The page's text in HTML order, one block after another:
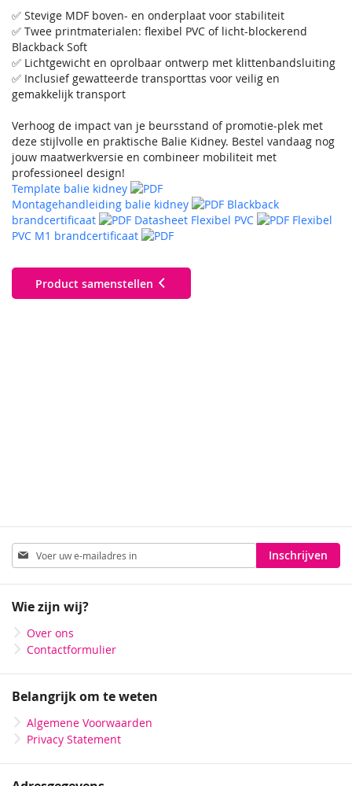
✅ Stevige MDF boven- en onderplaat voor stabiliteit
✅ Twee printmaterialen: flexibel PVC of licht-blockerend
Blackback Soft
✅ Lichtgewicht en oprolbaar ontwerp met klittenbandsluiting
✅ Inclusief gewatteerde transporttas voor veilig en
gemakkelijk transport
Verhoog de impact van je beursstand of promotie‑plek met
deze stijlvolle en praktische Balie Kidney. Bestel vandaag nog
jouw maatwerkversie en combineer mobiliteit met
professioneel design!
Template balie kidney
Montagehandleiding balie kidney
Blackback
brandcertificaat
Datasheet Flexibel PVC
Flexibel
PVC M1 brandcertificaat
Product samenstellen
Abonneer
u
op
nieuwsbrief
Inschrijven
Wie zijn wij?
Over ons
Contactformulier
Belangrijk om te weten
Algemene Voorwaarden
Privacy Statement